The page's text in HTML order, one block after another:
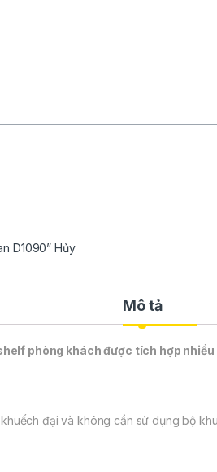
D1090” Hủy
Mô tả
phòng khách được tích hợp
đại và không cần sử dụng bộ